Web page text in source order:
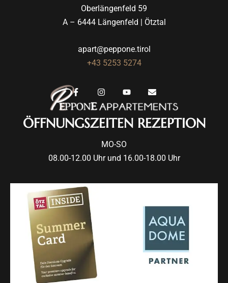
Oberlängenfeld 59
A – 6444 Längenfeld | Ötztal
apart@peppone.tirol
+43 5253 5274
ÖFFNUNGSZEITEN REZEPTION
MO-SO
08.00-12.00 Uhr und 16.00-18.00 Uhr